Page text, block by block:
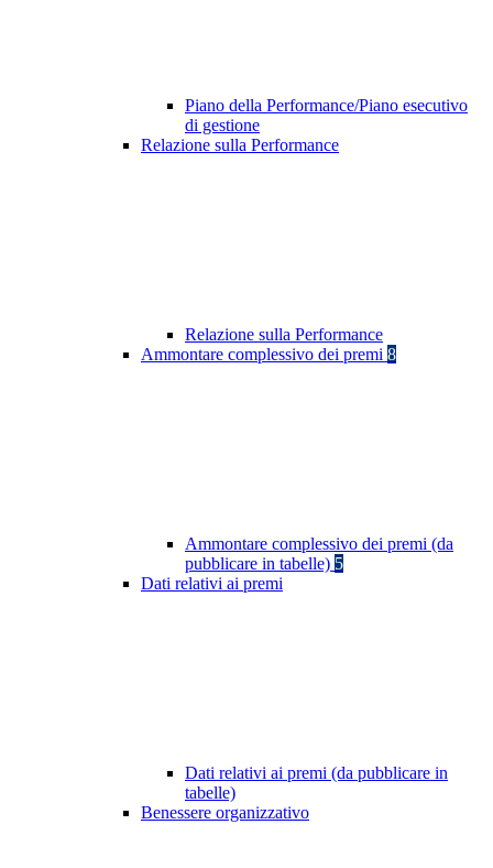
Piano della Performance/Piano esecutivo
di gestione
Relazione sulla Performance
Relazione sulla Performance
Ammontare complessivo dei premi 8
Ammontare complessivo dei premi (da
pubblicare in tabelle) 5
Dati relativi ai premi
Dati relativi ai premi (da pubblicare in
tabelle)
Benessere organizzativo